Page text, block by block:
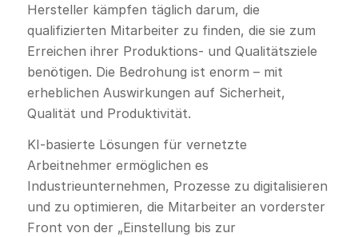
Hersteller kämpfen täglich darum, die
qualifizierten Mitarbeiter zu finden, die sie zum
Erreichen ihrer Produktions- und Qualitätsziele
benötigen. Die Bedrohung ist enorm – mit
erheblichen Auswirkungen auf Sicherheit,
Qualität und Produktivität.
KI-basierte Lösungen für vernetzte
Arbeitnehmer ermöglichen es
Industrieunternehmen, Prozesse zu digitalisieren
und zu optimieren, die Mitarbeiter an vorderster
Front von der „Einstellung bis zur